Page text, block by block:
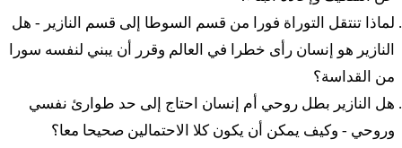
٣ مِزّاخار عَد نْقيبا تْشَلّيحو إِل مِحوتس لَمَّحَنِه تْشَلّْحوم فْلو
يْطَمّْؤو إِت مَحَنيهِم أَشِر أَني شوخين بْتوخام
מִזָּכָר עַד נְקֵבָה תְּשַׁלֵּחוּ אֶל מִחוּץ לַמַּחֲנֶה
لماذا تنتقل التوراة فورا من قسم السوطا إلى قسم النازير - هل
النازير هو إنسان رأى خطرا في العالم وقرر أن يبني لنفسه سورا
من القداسة؟
هل النازير بطل روحي أم إنسان احتاج إلى حد طوارئ نفسي
وروحي - وكيف يمكن أن يكون كلا الاحتمالين صحيحا معا؟